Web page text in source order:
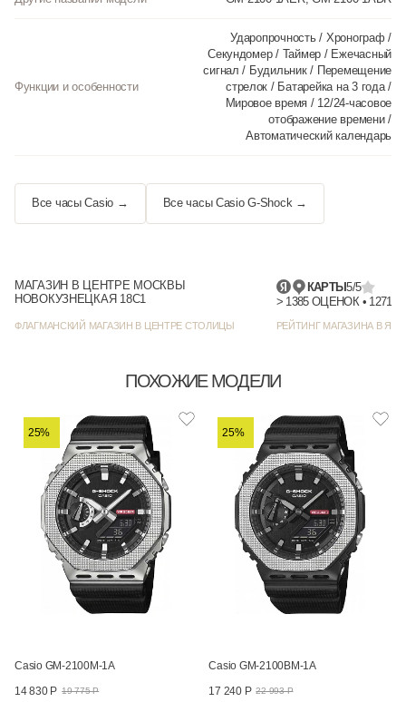
(замены).
• Габаритные размеры: 49,3 мм x 44,4 мм x 11,8 мм, вес 72 грамма.
Инструкция к Casio GM-2100-1A на русском языке
Функции и особенности
Ударопрочность / Хронограф /
Секундомер / Таймер / Ежечасный
сигнал / Будильник / Перемещение
стрелок / Батарейка на 3 года /
Мировое время / 12/24-часовое
отображение времени /
Автоматический календарь
Все часы Casio → Все часы Casio G-Shock →
МАГАЗИН В ЦЕНТРЕ МОСКВЫ
НОВОКУЗНЕЦКАЯ 18С1
ФЛАГМАНСКИЙ МАГАЗИН В ЦЕНТРЕ СТОЛИЦЫ
КАРТЫ5/5
РЕЙТИНГ МАГАЗИНА В
ПОХОЖИЕ МОДЕЛИ
25%
Casio GM-2100M-1A
14 830 Р 19 775 Р
25%
Casio GM-2100BM-1A
17 240 Р 22 993 Р